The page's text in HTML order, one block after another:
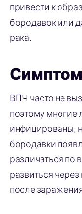
привести к
бородавок или
рака.
ВПЧ часто не
поэтому многие
инфицированы,
бородавки
различаться по
развиться
после